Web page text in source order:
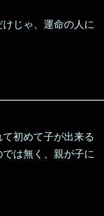
じゃ、運命の人に
初めて子が出来る
は無く、親が子に